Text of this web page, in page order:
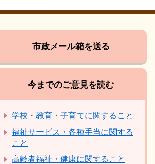
市政メール箱を送る
今までのご意見を読む
学校・教育・子育てに関すること
福祉サービス・各種手当に関する
こと
高齢者福祉・健康に関すること